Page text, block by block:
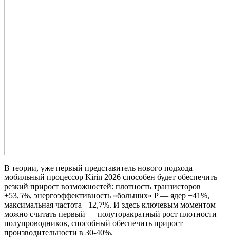
В теории, уже первый представитель нового подхода —
мобильный процессор Kirin 2026 способен будет обеспечить
резкий прирост возможностей: плотность транзисторов
+53,5%, энергоэффективность «больших» P — ядер +41%,
максимальная частота +12,7%. И здесь ключевым моментом
можно считать первый — полуторакратный рост плотности
полупроводников, способный обеспечить прирост
производительности в 30-40%.